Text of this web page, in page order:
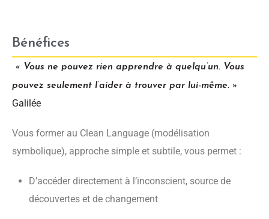
Bénéfices
« Vous ne pouvez rien apprendre à quelqu’un. Vous
pouvez seulement l’aider à trouver par lui-même. »
Galilée
Vous former au Clean Language (modélisation
symbolique), approche simple et subtile, vous permet :
D’accéder directement à l’inconscient, source de
découvertes et de changement